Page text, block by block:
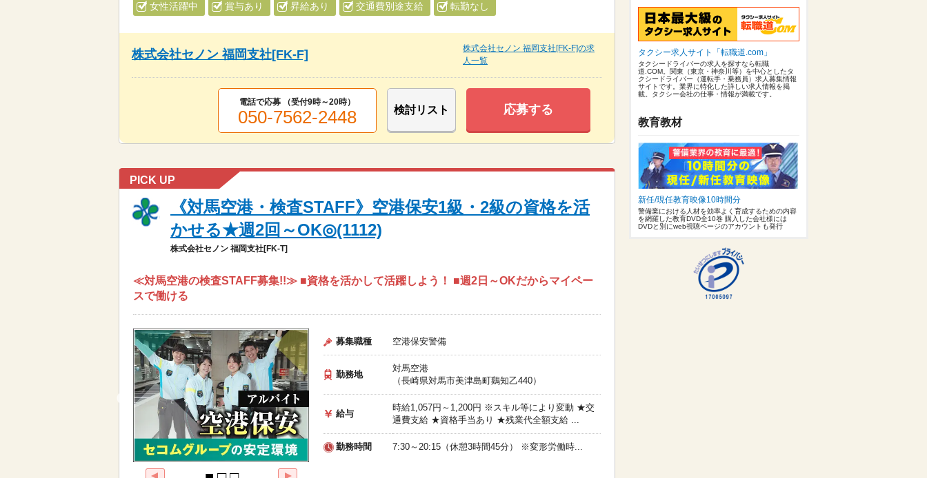
女性活躍中 賞与あり 昇給あり 交通費別途支給 転勤なし
株式会社セノン 福岡支社[FK-F]
株式会社セノン 福岡支社[FK-F]の求
人一覧
電話で応募 （受付9時～20時）
050-7562-2448 検討リスト 応募する
PICK UP
《対馬空港・検査STAFF》空港保安1級・2級の資格を活
かせる★週2回～OK◎(1112)
株式会社セノン 福岡支社[FK-T]
≪対馬空港の検査STAFF募集!!≫ ■資格を活かして活躍しよう！ ■週2日～OKだからマイペー
スで働ける
募集職種 空港保安警備
勤務地
対馬空港
（長崎県対馬市美津島町鷄知乙440）
給与
時給1,057円～1,200円 ※スキル等により変動 ★交
通費支給 ★資格手当あり ★残業代全額支給 ...
勤務時間 7:30～20:15（休憩3時間45分） ※変形労働時...
タクシー求人サイト「転職道.com」
タクシードライバーの求人を探すなら転職
道.COM。関東（東京・神奈川等）を中心としたタ
クシードライバー（運転手・乗務員）求人募集情報
サイトです。業界に特化した詳しい求人情報を掲
載。タクシー会社の仕事・情報が満載です。
教育教材
新任/現任教育映像10時間分
警備業における人材を効率よく育成するための内容
を網羅した教育DVD全10巻 購入した会社様には
DVDと別にweb視聴ページのアカウントも発行